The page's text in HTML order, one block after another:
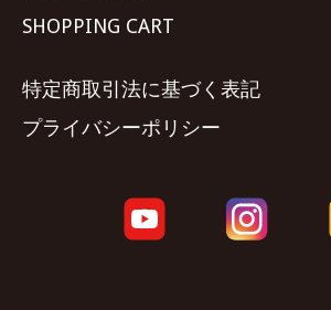
SHOPPING CART
特定商取引法に基づく表記
プライバシーポリシー